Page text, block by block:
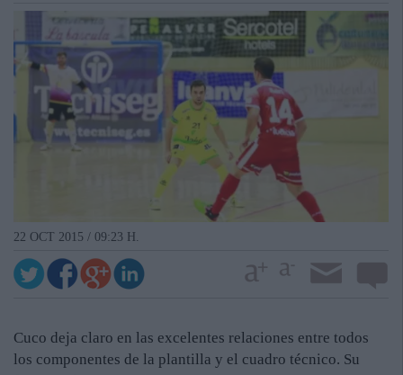
22 OCT 2015 / 09:23 H.
Cuco deja claro en las excelentes relaciones entre todos
los componentes de la plantilla y el cuadro técnico. Su